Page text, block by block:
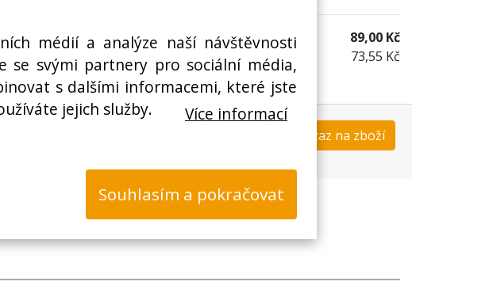
médií a analýze naší návštěvnosti
se svými partnery pro sociální média,
s dalšími informacemi, které jste
jejich služby.
Více informací
Souhlasím a pokračovat
s DPH:
89,00 Kč
bez DPH:
73,55 Kč
Dotaz na zboží